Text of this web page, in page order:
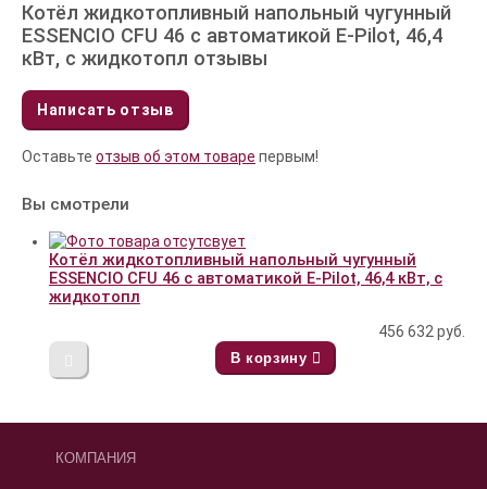
Котёл жидкотопливный напольный чугунный
ESSENCIO CFU 46 с автоматикой E-Pilot, 46,4
кВт, с жидкотопл отзывы
Написать отзыв
Оставьте отзыв об этом товаре первым!
Вы смотрели
Котёл жидкотопливный напольный чугунный
ESSENCIO CFU 46 с автоматикой E-Pilot, 46,4 кВт, с
жидкотопл
456 632руб.
В корзину
КОМПАНИЯ